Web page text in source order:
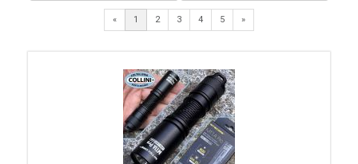
« 1 2 3 4 5 »Next